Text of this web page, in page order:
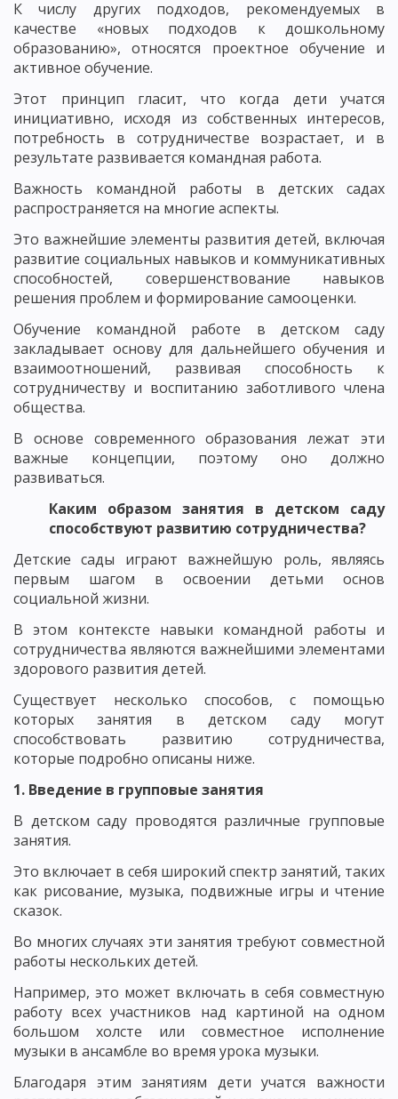
К числу других подходов, рекомендуемых в
качестве «новых подходов к дошкольному
образованию», относятся проектное обучение и
активное обучение.
Этот принцип гласит, что когда дети учатся
инициативно, исходя из собственных интересов,
потребность в сотрудничестве возрастает, и в
результате развивается командная работа.
Важность командной работы в детских садах
распространяется на многие аспекты.
Это важнейшие элементы развития детей, включая
развитие социальных навыков и коммуникативных
способностей, совершенствование навыков
решения проблем и формирование самооценки.
Обучение командной работе в детском саду
закладывает основу для дальнейшего обучения и
взаимоотношений, развивая способность к
сотрудничеству и воспитанию заботливого члена
общества.
В основе современного образования лежат эти
важные концепции, поэтому оно должно
развиваться.
Каким образом занятия в детском саду
способствуют развитию сотрудничества?
Детские сады играют важнейшую роль, являясь
первым шагом в освоении детьми основ
социальной жизни.
В этом контексте навыки командной работы и
сотрудничества являются важнейшими элементами
здорового развития детей.
Существует несколько способов, с помощью
которых занятия в детском саду могут
способствовать развитию сотрудничества,
которые подробно описаны ниже.
1. Введение в групповые занятия
В детском саду проводятся различные групповые
занятия.
Это включает в себя широкий спектр занятий, таких
как рисование, музыка, подвижные игры и чтение
сказок.
Во многих случаях эти занятия требуют совместной
работы нескольких детей.
Например, это может включать в себя совместную
работу всех участников над картиной на одном
большом холсте или совместное исполнение
музыки в ансамбле во время урока музыки.
Благодаря этим занятиям дети учатся важности